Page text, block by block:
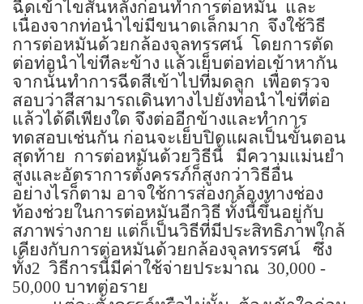
ฉีดเข้าไขสันหลังก่อนทำการต่อหมัน และ
เนื่องจากท่อนำไข่มีขนาดเล็กมาก จึงใช้วิธี
การต่อหมันด้วยกล้องจุลทรรศน์ โดยการตัด
ต่อท่อนำไข่ทีละข้าง แล้วเย็บต่อท่อเข้าหากัน
จากนั้นทำการฉีดสีเข้าไปที่มดลูก เพื่อตรวจ
สอบว่าสีสามารถเดินทางไปยังท่อนำไข่ที่ต่อ
แล้วได้ดีเพียงใด จึงต่ออีกข้างและทำการ
ทดสอบเช่นกัน ก่อนจะเย็บปิดแผลเป็นขั้นตอน
สุดท้าย การต่อหมันด้วยวิธีนี้
มีความแม่นยำ
สูงและอัตราการตั้งครรภ์ก็สูงกว่าวิธีอื่น
อย่างไรก็ตาม อาจใช้การส่องกล้องทางช่อง
ท้องช่วยในการต่อหมันอีกวิธี ทั้งนี้ขึ้นอยู่กับ
สภาพร่างกาย แต่ก็เป็นวิธีที่มีประสิทธิภาพใกล้
เคียงกับการต่อหมันด้วยกล้องจุลทรรศน์
ซึ่ง
ทั้ง2 วิธีการนี้มีค่าใช้จ่ายประมาณ 30,000 -
50,000 บาทต่อราย